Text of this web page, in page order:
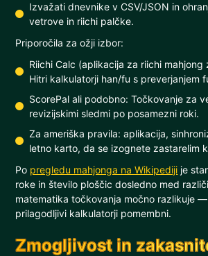
Izvažati dnevnike v CSV/JSON in
vetrove in riichi palčke.
Priporočila za ožji izbor:
Riichi Calc (aplikacija za riichi mahjong
Hitri kalkulatorji han/fu s preverjanjem
ScorePal ali podobno: Točkovanje za
revizijskimi sledmi po posamezni roki.
Za ameriška pravila: aplikacija,
letno karto, da se izognete zastarelim
Po pregledu mahjonga na Wikipediji je
roke in število ploščic dosledno med
matematika točkovanja močno razlikuje
prilagodljivi kalkulatorji pomembni.
Zmogljivost in